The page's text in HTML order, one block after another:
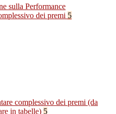
sulla Performance
dei premi 5
complessivo dei premi (da
in tabelle) 5